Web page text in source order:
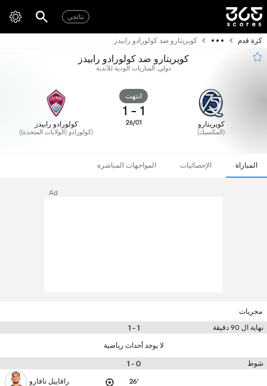
نتائجي
كرة قدم كويريتارو ضد كولورادو رابيدز
كويريتارو ضد كولورادو رابيدز
دولي, المباريات الودية للأندية
كويريتارو
(المكسيك)
انتهت
1
-
1
26/01 كولورادو رابيدز
(كولورادو (الولايات المتحدة))
المباراة الإحصائيات المواجهات المباشرة
Ad
مجريات
نهاية ال 90 دقيقة
1 - 1
لا يوجد أحداث رياضية
شوط 0 - 1
26' رافاييل نافارو